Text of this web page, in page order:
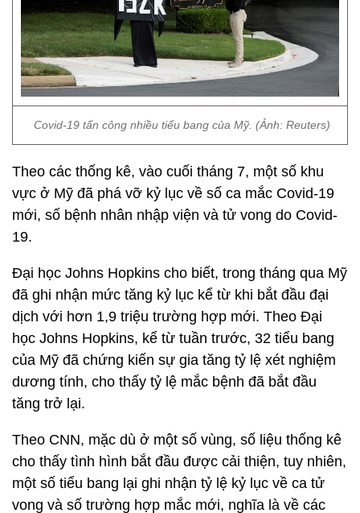
Covid-19 tấn công nhiều tiểu bang của Mỹ. (Ảnh: Reuters)
Theo các thống kê, vào cuối tháng 7, một số khu
vực ở Mỹ đã phá vỡ kỷ lục về số ca mắc Covid-19
mới, số bệnh nhân nhập viện và tử vong do Covid-
19.
Đại học Johns Hopkins cho biết, trong tháng qua Mỹ
đã ghi nhận mức tăng kỷ lục kể từ khi bắt đầu đại
dịch với hơn 1,9 triệu trường hợp mới. Theo Đại
học Johns Hopkins, kể từ tuần trước, 32 tiểu bang
của Mỹ đã chứng kiến ​​sự gia tăng tỷ lệ xét nghiệm
dương tính, cho thấy tỷ lệ mắc bệnh đã bắt đầu
tăng trở lại.
Theo CNN, mặc dù ở một số vùng, số liệu thống kê
cho thấy tình hình bắt đầu được cải thiện, tuy nhiên,
một số tiểu bang lại ghi nhận tỷ lệ kỷ lục về ca tử
vong và số trường hợp mắc mới, nghĩa là về các